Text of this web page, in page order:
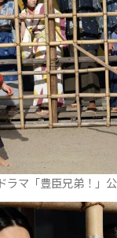
ラマ「豊臣兄弟！」